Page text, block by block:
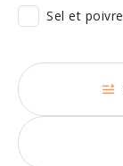
Sel et poivre